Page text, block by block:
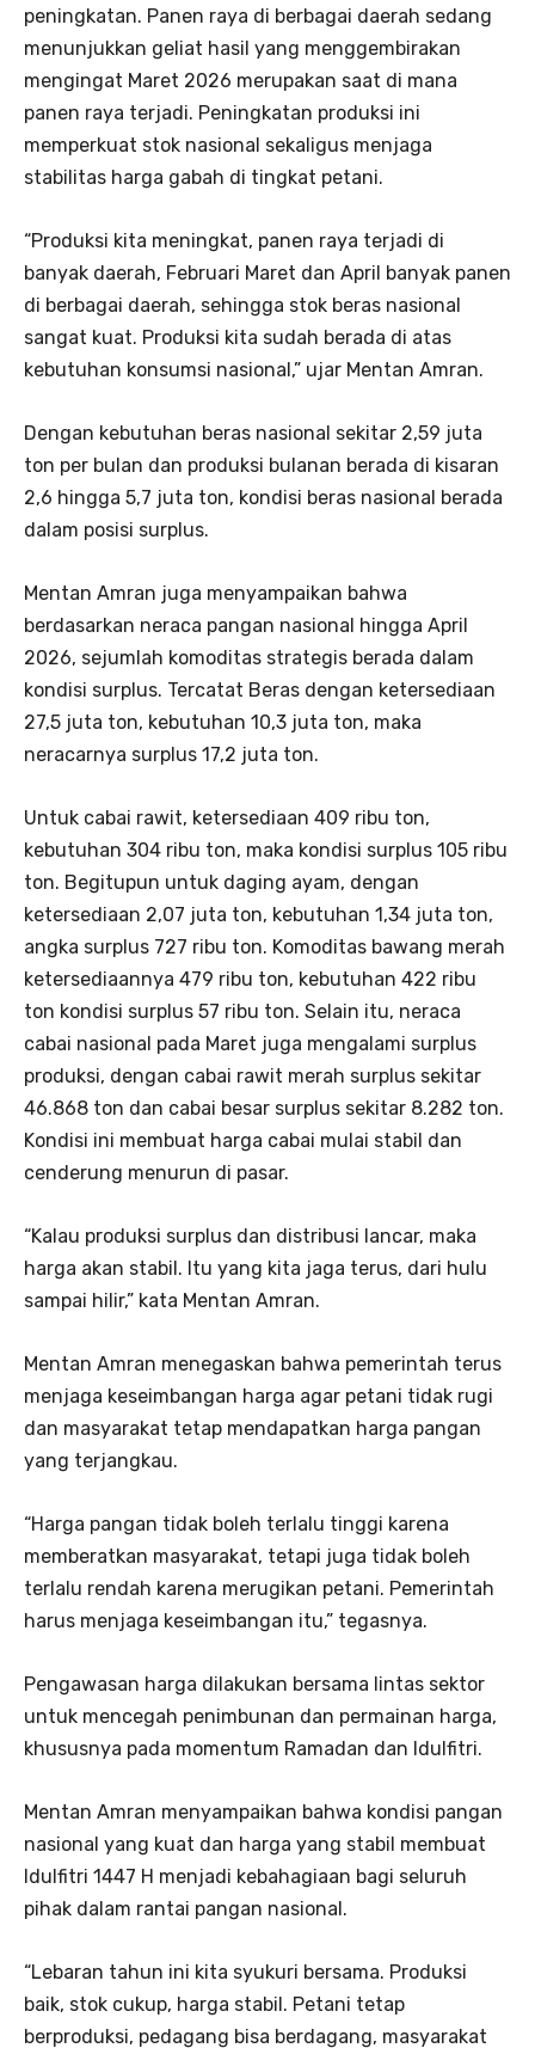
peningkatan. Panen raya di berbagai daerah sedang
menunjukkan geliat hasil yang menggembirakan
mengingat Maret 2026 merupakan saat di mana
panen raya terjadi. Peningkatan produksi ini
memperkuat stok nasional sekaligus menjaga
stabilitas harga gabah di tingkat petani.
“Produksi kita meningkat, panen raya terjadi di
banyak daerah, Februari Maret dan April banyak panen
di berbagai daerah, sehingga stok beras nasional
sangat kuat. Produksi kita sudah berada di atas
kebutuhan konsumsi nasional,” ujar Mentan Amran.
Dengan kebutuhan beras nasional sekitar 2,59 juta
ton per bulan dan produksi bulanan berada di kisaran
2,6 hingga 5,7 juta ton, kondisi beras nasional berada
dalam posisi surplus.
Mentan Amran juga menyampaikan bahwa
berdasarkan neraca pangan nasional hingga April
2026, sejumlah komoditas strategis berada dalam
kondisi surplus. Tercatat Beras dengan ketersediaan
27,5 juta ton, kebutuhan 10,3 juta ton, maka
neracarnya surplus 17,2 juta ton.
Untuk cabai rawit, ketersediaan 409 ribu ton,
kebutuhan 304 ribu ton, maka kondisi surplus 105 ribu
ton. Begitupun untuk daging ayam, dengan
ketersediaan 2,07 juta ton, kebutuhan 1,34 juta ton,
angka surplus 727 ribu ton. Komoditas bawang merah
ketersediaannya 479 ribu ton, kebutuhan 422 ribu
ton kondisi surplus 57 ribu ton. Selain itu, neraca
cabai nasional pada Maret juga mengalami surplus
produksi, dengan cabai rawit merah surplus sekitar
46.868 ton dan cabai besar surplus sekitar 8.282 ton.
Kondisi ini membuat harga cabai mulai stabil dan
cenderung menurun di pasar.
“Kalau produksi surplus dan distribusi lancar, maka
harga akan stabil. Itu yang kita jaga terus, dari hulu
sampai hilir,” kata Mentan Amran.
Mentan Amran menegaskan bahwa pemerintah terus
menjaga keseimbangan harga agar petani tidak rugi
dan masyarakat tetap mendapatkan harga pangan
yang terjangkau.
“Harga pangan tidak boleh terlalu tinggi karena
memberatkan masyarakat, tetapi juga tidak boleh
terlalu rendah karena merugikan petani. Pemerintah
harus menjaga keseimbangan itu,” tegasnya.
Pengawasan harga dilakukan bersama lintas sektor
untuk mencegah penimbunan dan permainan harga,
khususnya pada momentum Ramadan dan Idulfitri.
Mentan Amran menyampaikan bahwa kondisi pangan
nasional yang kuat dan harga yang stabil membuat
Idulfitri 1447 H menjadi kebahagiaan bagi seluruh
pihak dalam rantai pangan nasional.
“Lebaran tahun ini kita syukuri bersama. Produksi
baik, stok cukup, harga stabil. Petani tetap
berproduksi, pedagang bisa berdagang, masyarakat